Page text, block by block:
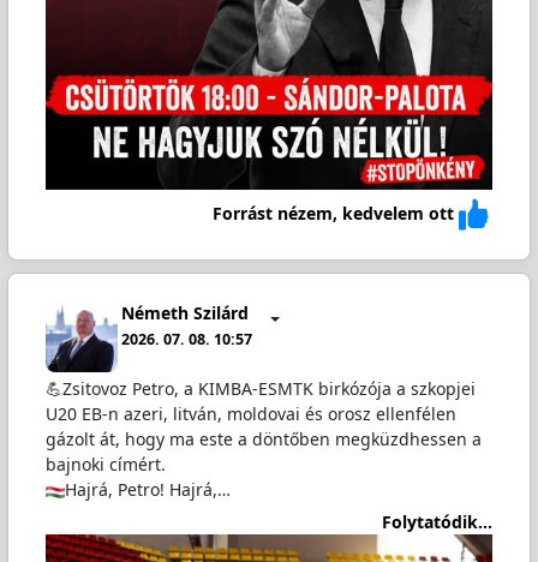
Forrást nézem, kedvelem ott
Németh Szilárd
2026. 07. 08. 10:57
💪Zsitovoz Petro, a KIMBA-ESMTK birkózója a szkopjei
U20 EB-n azeri, litván, moldovai és orosz ellenfélen
gázolt át, hogy ma este a döntőben megküzdhessen a
bajnoki címért.
Hajrá, Petro! Hajrá,…
Folytatódik...